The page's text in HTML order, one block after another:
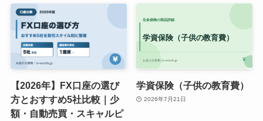
【2026年】FX口座の選び
方とおすすめ5社比較｜少
額・自動売買・スキャルピ
学資保険（子供の教育費）
2026年7月21日